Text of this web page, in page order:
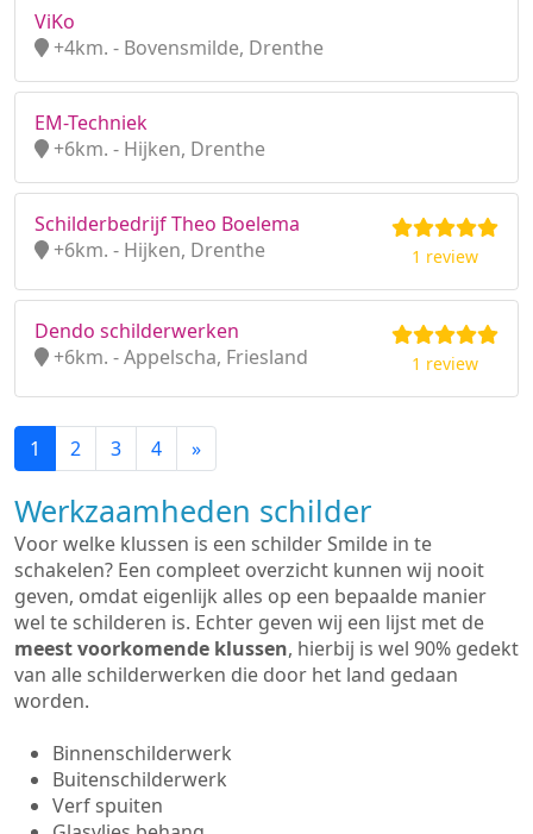
ViKo
+4km. - Bovensmilde, Drenthe
EM-Techniek
+6km. - Hijken, Drenthe
Schilderbedrijf Theo Boelema
+6km. - Hijken, Drenthe
1 review
Dendo schilderwerken
+6km. - Appelscha, Friesland
1 review
1 2 3 4 »
Werkzaamheden schilder
Voor welke klussen is een schilder Smilde in te
schakelen? Een compleet overzicht kunnen wij nooit
geven, omdat eigenlijk alles op een bepaalde manier
wel te schilderen is. Echter geven wij een lijst met de
meest voorkomende klussen, hierbij is wel 90% gedekt
van alle schilderwerken die door het land gedaan
worden.
Binnenschilderwerk
Buitenschilderwerk
Verf spuiten